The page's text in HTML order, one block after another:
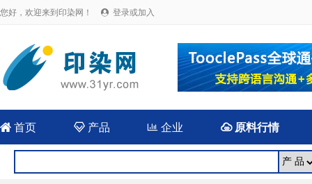
您好，欢迎来到印染网！  登录或加入
 首页 产品  企业 原料行情